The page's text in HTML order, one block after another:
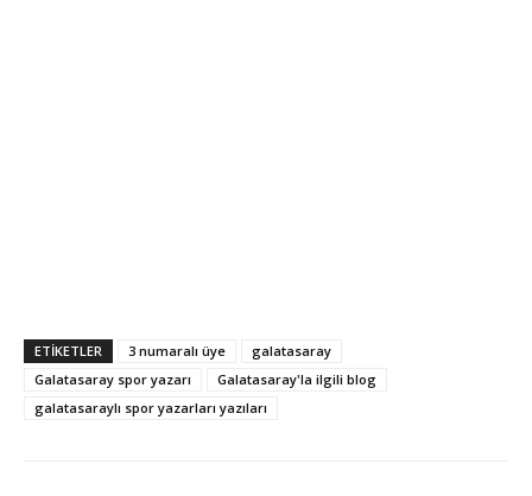
ETIKETLER 3 numaralı üye
galatasaray
Galatasaray spor yazarı
Galatasaray'la ilgili blog
galatasaraylı spor yazarları yazıları